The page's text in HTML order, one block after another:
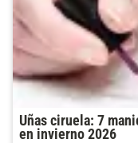
Uñas ciruela: 7
en invierno 2026